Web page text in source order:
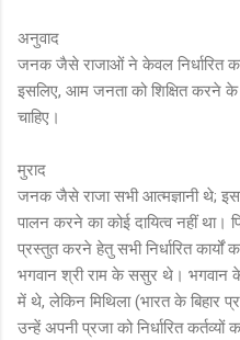
अनुवाद
जनक जैसे राजाओं ने केवल निर्धारित
इसलिए, आम जनता को शिक्षित करने के
चाहिए।
मुराद
जनक जैसे राजा सभी आत्मज्ञानी थे;
पालन करने का कोई दायित्व नहीं
प्रस्तुत करने हेतु सभी निर्धारित
भगवान श्री राम के ससुर थे। भगवान
में थे, लेकिन मिथिला (भारत के बिहार
उन्हें अपनी प्रजा को निर्धारित